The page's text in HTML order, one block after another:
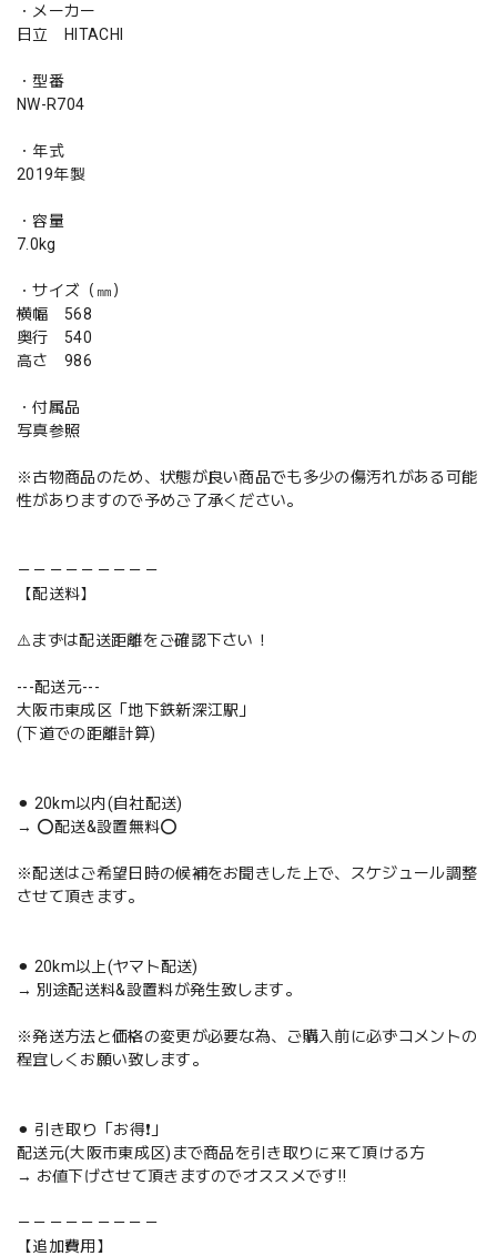
・メーカー
日立 HITACHI
・型番
NW-R704
・年式
2019年製
・容量
7.0kg
・サイズ（㎜）
横幅 568
奥行 540
高さ 986
・付属品
写真参照
※古物商品のため、状態が良い商品でも多少の傷汚れがある可能
性がありますので予めご了承ください。
－－－－－－－－－
【配送料】
⚠️まずは配送距離をご確認下さい！
---配送元---
大阪市東成区「地下鉄新深江駅」
(下道での距離計算)
⚫︎ 20km以内(自社配送)
→ ⭕️配送&設置無料⭕️
※配送はご希望日時の候補をお聞きした上で、スケジュール調整
させて頂きます。
⚫︎ 20km以上(ヤマト配送)
→ 別途配送料&設置料が発生致します。
※発送方法と価格の変更が必要な為、ご購入前に必ずコメントの
程宜しくお願い致します。
⚫︎ 引き取り「お得❗️」
配送元(大阪市東成区)まで商品を引き取りに来て頂ける方
→ お値下げさせて頂きますのでオススメです‼️
－－－－－－－－－
【追加費用】